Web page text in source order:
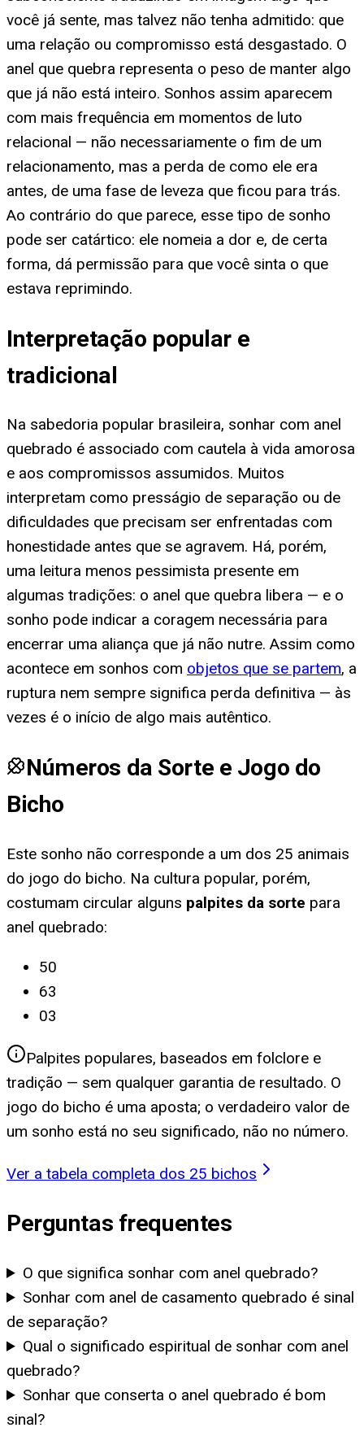
você já sente, mas talvez não tenha admitido: que
uma relação ou compromisso está desgastado. O
anel que quebra representa o peso de manter algo
que já não está inteiro. Sonhos assim aparecem
com mais frequência em momentos de luto
relacional — não necessariamente o fim de um
relacionamento, mas a perda de como ele era
antes, de uma fase de leveza que ficou para trás.
Ao contrário do que parece, esse tipo de sonho
pode ser catártico: ele nomeia a dor e, de certa
forma, dá permissão para que você sinta o que
estava reprimindo.
Interpretação popular e
tradicional
Na sabedoria popular brasileira, sonhar com anel
quebrado é associado com cautela à vida amorosa
e aos compromissos assumidos. Muitos
interpretam como presságio de separação ou de
dificuldades que precisam ser enfrentadas com
honestidade antes que se agravem. Há, porém,
uma leitura menos pessimista presente em
algumas tradições: o anel que quebra libera — e o
sonho pode indicar a coragem necessária para
encerrar uma aliança que já não nutre. Assim como
acontece em sonhos com objetos que se partem, a
ruptura nem sempre significa perda definitiva — às
vezes é o início de algo mais autêntico.
Números da Sorte e Jogo do
Bicho
Este sonho não corresponde a um dos 25 animais
do jogo do bicho. Na cultura popular, porém,
costumam circular alguns palpites da sorte para
anel quebrado:
50
63
03
Palpites populares, baseados em folclore e
tradição — sem qualquer garantia de resultado. O
jogo do bicho é uma aposta; o verdadeiro valor de
um sonho está no seu significado, não no número.
Ver a tabela completa dos 25 bichos
Perguntas frequentes
O que significa sonhar com anel quebrado?
Sonhar com anel de casamento quebrado é sinal
de separação?
Qual o significado espiritual de sonhar com anel
quebrado?
Sonhar que conserta o anel quebrado é bom
sinal?